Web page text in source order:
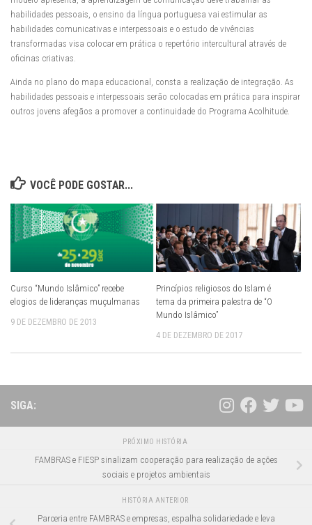
habilidades pessoais, o ensino da língua portuguesa vai estimular as
habilidades comunicativas e interpessoais e o estudo de vivências
transformadas visa colocar em prática o repertório intercultural através de
oficinas criativas.
Ainda no plano do mapa educacional, consta a realização de integração. As
habilidades pessoais e interpessoais serão colocadas em prática para inspirar
outros jovens afegãos a promover a continuidade do Programa Acolhitude.
VOCÊ PODE GOSTAR...
Curso “Mundo Islâmico” recebe
elogios de lideranças muçulmanas
9 DE DEZEMBRO DE 2013
Princípios religiosos do Islam é
tema da primeira palestra de “O
Mundo Islâmico”
4 DE DEZEMBRO DE 2017
SIGA:
PRÓXIMO HISTÓRIA
FAMBRAS e FIESP sinalizam cooperação para realização de ações
sociais e projetos ambientais
HISTÓRIA ANTERIOR
Parceria entre FAMBRAS e empresas, espalha solidariedade e leva